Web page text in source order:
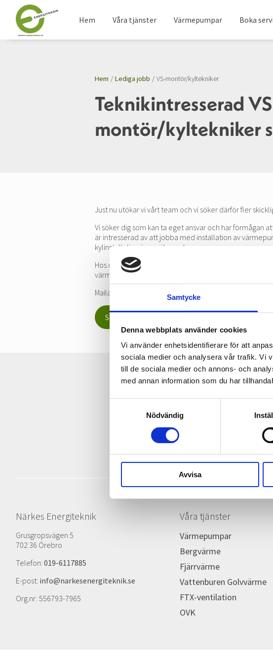
Samtycke
Denna webbplats använder cookies
Vi använder enhetsidentifierare för att
sociala medier och analysera vår trafik. Vi
till de sociala medier och annons- och
med annan information som du har
Nödvändig
Avvisa
Hem Våra tjänster Värmepumpar Boka
Hem / Lediga jobb / VS-montör/kyltekniker
Teknikintresserad
montör/kyltekniker
Just nu utökar vi vårt team och vi söker därför fler
Vi söker dig som kan ta eget ansvar och har förmågan
är intresserad av att jobba med installation av
kylinstallation är meriterande.
Hos oss får du chansen till fritt arbete med flera
värmepumpslösningar till våra kunder. Med oss får du
Maila din ansökan tillsammans med CV till:
Sök tjänsten
Vill du ha förslag på vilken produkt
Närkes Energiteknik
Grusgropsvägen 5
702 36 Örebro
Telefon: 019-6117885
E-post: info@narkesenergiteknik.se
Org.nr: 556793-7965
Våra tjänster
Värmepumpar
Bergvärme
Fjärrvärme
Vattenburen Golvvärme
FTX-ventilation
OVK